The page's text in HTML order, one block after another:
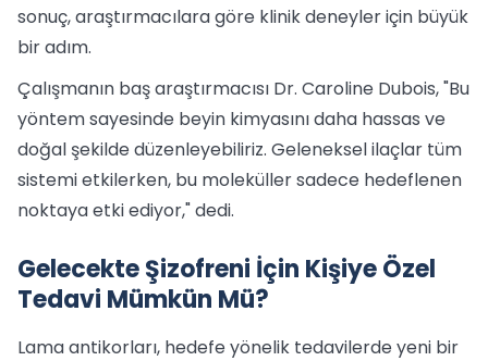
sonuç, araştırmacılara göre klinik deneyler için büyük
bir adım.
Çalışmanın baş araştırmacısı Dr. Caroline Dubois, "Bu
yöntem sayesinde beyin kimyasını daha hassas ve
doğal şekilde düzenleyebiliriz. Geleneksel ilaçlar tüm
sistemi etkilerken, bu moleküller sadece hedeflenen
noktaya etki ediyor," dedi.
Gelecekte Şizofreni İçin Kişiye Özel
Tedavi Mümkün Mü?
Lama antikorları, hedefe yönelik tedavilerde yeni bir